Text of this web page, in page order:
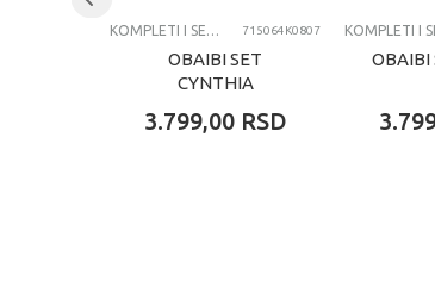
KOMPLETI I SETOVI 715064K0807
OBAIBI SET
CYNTHIA
3.799,00 RSD
OBAIBI